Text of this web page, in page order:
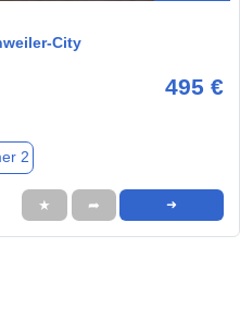
City
495 €
2
★ ➦ ➜